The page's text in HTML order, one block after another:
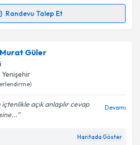
işlenmesine ilişkin
ve kişisel verilerimin belirtilen
Talebini Gönder
Randevu Talep Et
Talebi
için randevu takvimi talebi
uzmandan randevu almanız için bir
e-posta ile bilgilendireceğiz.
işlenmesine ilişkin Aydınlatma
Güler
Yenişehir
açık anlaşılır cevap
Devamı
Haritada Göster